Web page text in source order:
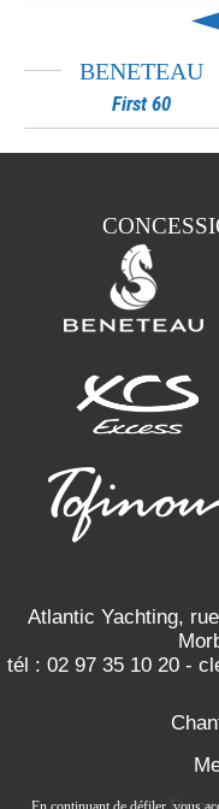
BENETEAU
First 60
Atlantic Yachting,
tél : 02 97 35 10 20-